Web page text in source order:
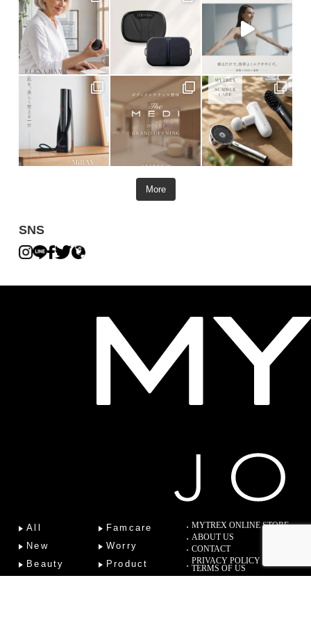
More
SNS
All
New
Beauty
Famcare
Worry
Product
MYTREX ONLINE STORE
ABOUT US
CONTACT
PRIVACY POLICY
TERMS OF US